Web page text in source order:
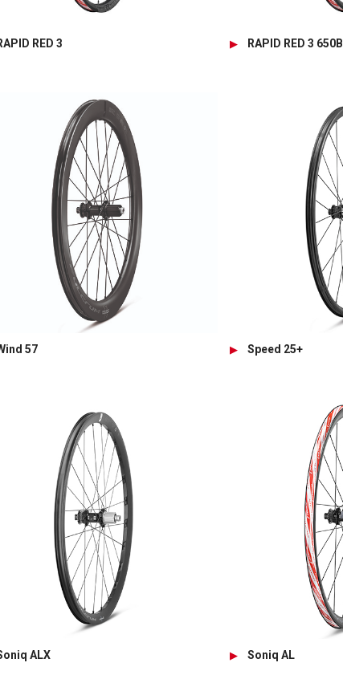
RED 3 RAPID RED 3 650B
57 Speed 25+
ALX Soniq AL